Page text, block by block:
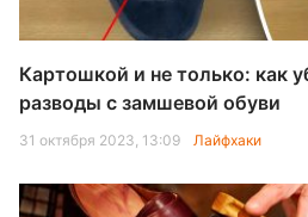
Картошкой и не только: как
разводы с замшевой обуви
31 октября 2023, 13:09 Лайфхаки